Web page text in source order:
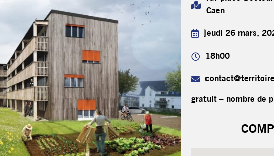
Caen
jeudi 26 mars,
18h00
gratuit – nombre de